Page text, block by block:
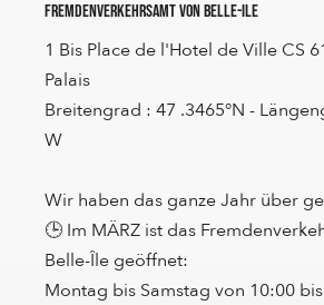
Fremdenverkehrsamt von Belle-Ile
1 Bis Place de l'Hotel de Ville CS
Palais
Breitengrad : 47 .3465°N -
W
Wir haben das ganze Jahr über
🕒 Im MÄRZ ist das
Belle-Île geöffnet:
Montag bis Samstag von 10:00